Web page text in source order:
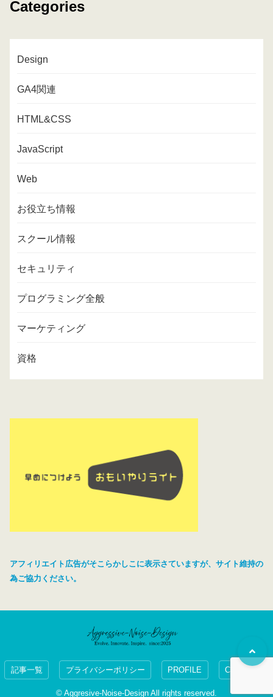
Categories
Design
GA4関連
HTML&CSS
JavaScript
Web
お役立ち情報
スクール情報
セキュリティ
プログラミング全般
マーケティング
資格
アフィリエイト広告がそこらかしこに表示さていますが、サイト維持の
為ご協力ください。
記事一覧 プライバシーポリシー PROFILE CONTACT
© Aggresive-Noise-Design All rights reserved.